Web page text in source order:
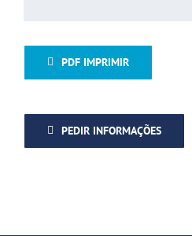
PDF IMPRIMIR
PEDIR INFORMAÇÕES